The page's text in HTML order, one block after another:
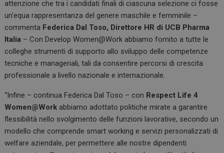
attenzione che tra i candidati finali di ciascuna selezione ci fosse
un’equa rappresentanza del genere maschile e femminile –
commenta Federica Dal Toso, Direttore HR di UCB Pharma
Italia – Con Develop Women@Work abbiamo fornito a tutte le
colleghe strumenti di supporto allo sviluppo delle competenze
tecniche e manageriali, tali da consentire percorsi di crescita
professionale a livello nazionale e internazionale.
“Infine – continua Federica Dal Toso – con Respect Life 4
Women@Work abbiamo adottato politiche mirate a garantire
flessibilità nello svolgimento delle funzioni lavorative, secondo un
modello che comprende smart working e servizi personalizzati di
welfare aziendale, per permettere alle nostre dipendenti